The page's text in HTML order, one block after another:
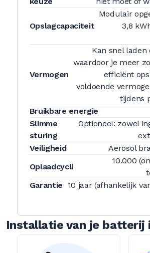
Opslagcapaciteit
Modulair
3,8
Vermogen
Kan snel laden
waardoor je meer
efficiënt
voldoende
tijdens
Bruikbare energie
Slimme
sturing
Optioneel: zowel
Veiligheid
Aerosol
Oplaadcycli
10.000
Garantie
10 jaar (afhankelijk
Installatie van je batterij